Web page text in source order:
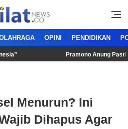
KilatNews.coAnak Bangsa
OPINI PENDIDIKAN
Pramono Anung
Menurun? Ini
Dihapus Agar